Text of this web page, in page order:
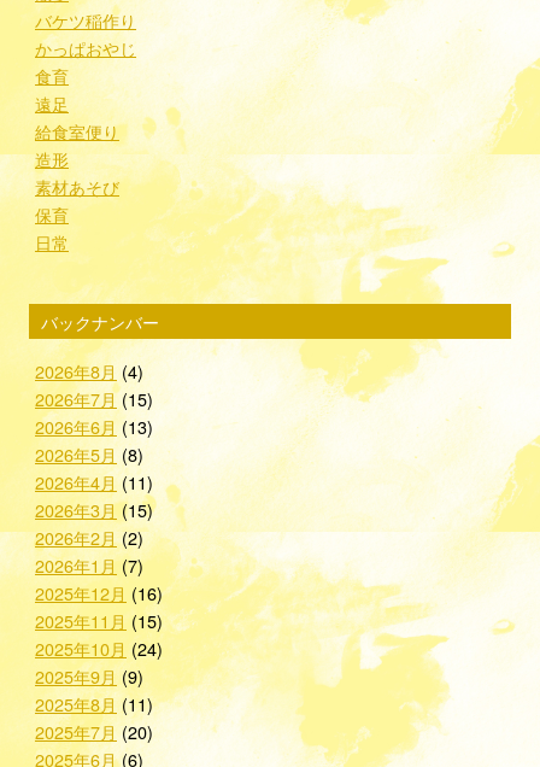
バケツ稲作り
かっぱおやじ
食育
遠足
給食室便り
造形
素材あそび
保育
日常
バックナンバー
2026年8月 (4)
2026年7月(15)
2026年6月 (13)
2026年5月 (8)
2026年4月 (11)
2026年3月(15)
2026年2月(2)
2026年1月 (7)
2025年12月 (16)
2025年11月 (15)
2025年10月 (24)
2025年9月 (9)
2025年8月(11)
2025年7月 (20)
2025年6月(6)